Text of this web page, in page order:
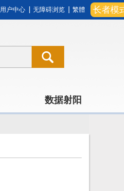
长者模
用户中心 无障碍浏览 繁體
数据射阳